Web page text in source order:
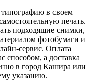
в своем
печать.
подходящие снимки,
фотобумаги и
сервис. Оплата
способом, а доставка
в город Кашира или
указанию.